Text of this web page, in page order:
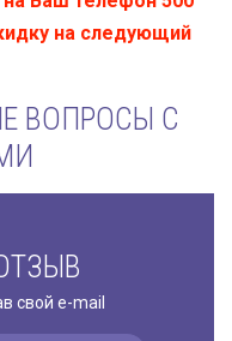
на следующий
ВОПРОСЫ С
свой e-mail